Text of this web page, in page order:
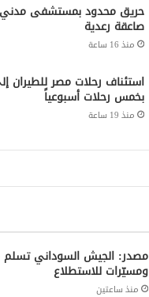
حريق محدود بمستشفى مدني
صاعقة رعدية
منذ 16 ساعة
استئناف رحلات مصر للطيران
بخمس رحلات أسبوعياً
منذ 19 ساعة
مصدر: الجيش السوداني تسلم
ومسيّرات للاستطلاع
منذ ساعتين